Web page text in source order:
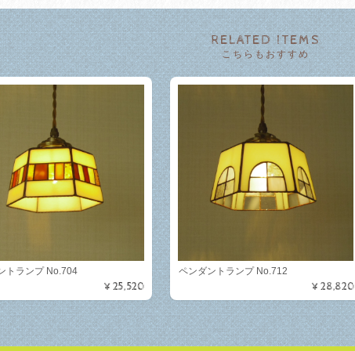
RELATED ITEMS
こちらもおすすめ
トランプ No.704
¥25,520
ペンダントランプ No.712
¥28,820